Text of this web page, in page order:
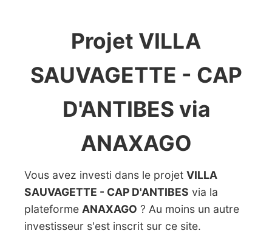
Projet VILLA
SAUVAGETTE - CAP
D'ANTIBES via
ANAXAGO
Vous avez investi dans le projet VILLA
SAUVAGETTE - CAP D'ANTIBES via la
plateforme ANAXAGO ? Au moins un autre
investisseur s'est inscrit sur ce site.